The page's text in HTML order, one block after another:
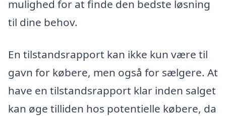
mulighed for at finde den bedste løsning
til dine behov.
En tilstandsrapport kan ikke kun være til
gavn for købere, men også for sælgere. At
have en tilstandsrapport klar inden salget
kan øge tilliden hos potentielle købere, da